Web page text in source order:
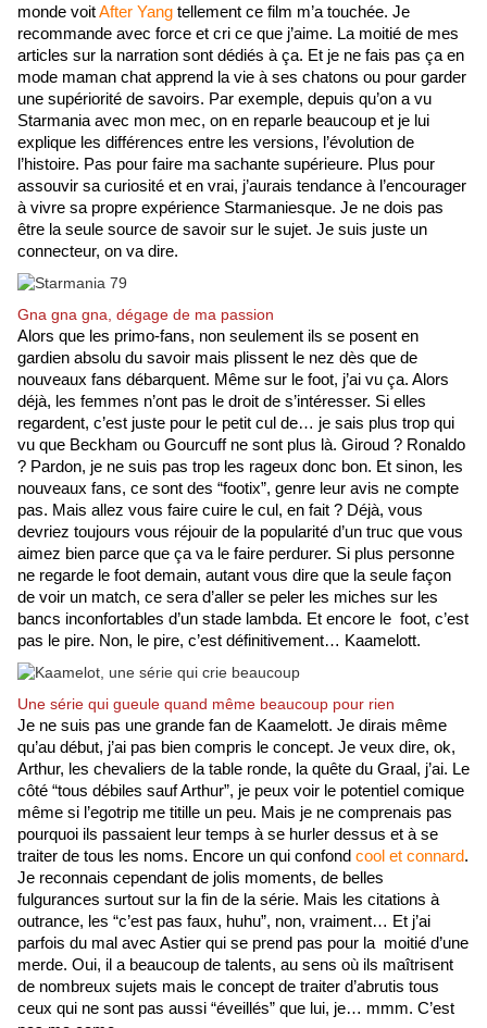
monde voit After Yang tellement ce film m’a touchée. Je
recommande avec force et cri ce que j’aime. La moitié de mes
articles sur la narration sont dédiés à ça. Et je ne fais pas ça en
mode maman chat apprend la vie à ses chatons ou pour garder
une supériorité de savoirs. Par exemple, depuis qu’on a vu
Starmania avec mon mec, on en reparle beaucoup et je lui
explique les différences entre les versions, l’évolution de
l’histoire. Pas pour faire ma sachante supérieure. Plus pour
assouvir sa curiosité et en vrai, j’aurais tendance à l’encourager
à vivre sa propre expérience Starmaniesque. Je ne dois pas
être la seule source de savoir sur le sujet. Je suis juste un
connecteur, on va dire.
Gna gna gna, dégage de ma passion
Alors que les primo-fans, non seulement ils se posent en
gardien absolu du savoir mais plissent le nez dès que de
nouveaux fans débarquent. Même sur le foot, j’ai vu ça. Alors
déjà, les femmes n’ont pas le droit de s’intéresser. Si elles
regardent, c’est juste pour le petit cul de… je sais plus trop qui
vu que Beckham ou Gourcuff ne sont plus là. Giroud ? Ronaldo
? Pardon, je ne suis pas trop les rageux donc bon. Et sinon, les
nouveaux fans, ce sont des “footix”, genre leur avis ne compte
pas. Mais allez vous faire cuire le cul, en fait ? Déjà, vous
devriez toujours vous réjouir de la popularité d’un truc que vous
aimez bien parce que ça va le faire perdurer. Si plus personne
ne regarde le foot demain, autant vous dire que la seule façon
de voir un match, ce sera d’aller se peler les miches sur les
bancs inconfortables d’un stade lambda. Et encore le  foot, c’est
pas le pire. Non, le pire, c’est définitivement… Kaamelott.
Une série qui gueule quand même beaucoup pour rien
Je ne suis pas une grande fan de Kaamelott. Je dirais même
qu’au début, j’ai pas bien compris le concept. Je veux dire, ok,
Arthur, les chevaliers de la table ronde, la quête du Graal, j’ai. Le
côté “tous débiles sauf Arthur”, je peux voir le potentiel comique
même si l’egotrip me titille un peu. Mais je ne comprenais pas
pourquoi ils passaient leur temps à se hurler dessus et à se
traiter de tous les noms. Encore un qui confond cool et connard.
Je reconnais cependant de jolis moments, de belles
fulgurances surtout sur la fin de la série. Mais les citations à
outrance, les “c’est pas faux, huhu”, non, vraiment… Et j’ai
parfois du mal avec Astier qui se prend pas pour la  moitié d’une
merde. Oui, il a beaucoup de talents, au sens où ils maîtrisent
de nombreux sujets mais le concept de traiter d’abrutis tous
ceux qui ne sont pas aussi “éveillés” que lui, je… mmm. C’est